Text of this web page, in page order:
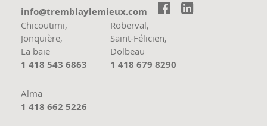
moc.xueimelyalbmert@ofni  
Chicoutimi,
Jonquière,
La baie
1 418 543 6863
Roberval,
Saint-Félicien,
Dolbeau
1 418 679 8290
Alma
1 418 662 5226